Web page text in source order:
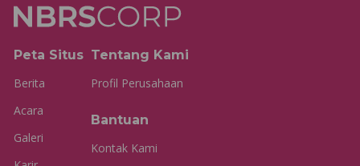
Peta Situs
Berita
Acara
Galeri
Tentang Kami
Profil Perusahaan
Bantuan
Kontak Kami